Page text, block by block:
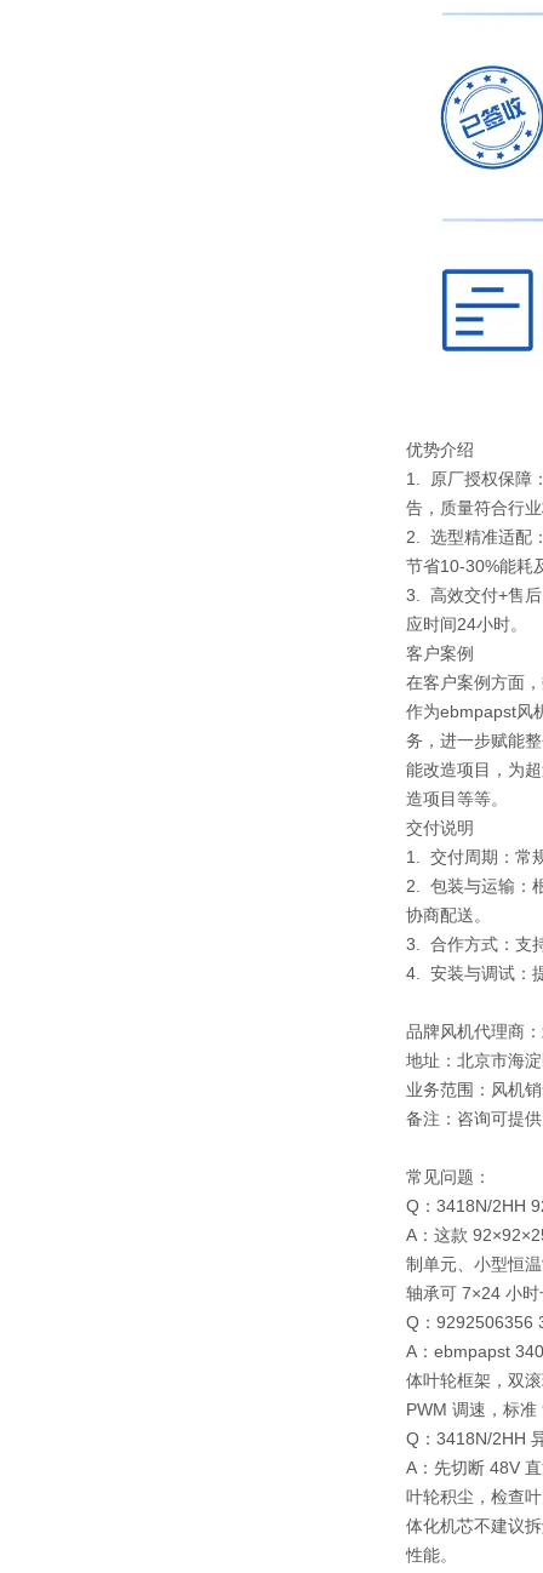
优势介绍
1. 原厂授权保障
告，质量符合行
2. 选型精准适配
节省10-30%能耗
3. 高效交付+售
应时间24小时。
客户案例
在客户案例方面
作为ebmpapst风
务，进一步赋能
能改造项目，为
造项目等等。
交付说明
1. 交付周期：常
2. 包装与运输：
协商配送。
3. 合作方式：支
4. 安装与调试：
品牌风机代理商
地址：北京市海
业务范围：风机
备注：咨询可提
常见问题：
Q：3418N/2HH
A：这款
制单元、小型恒
轴承可 7×24 小
Q：9292506356
A：ebmpapst
体叶轮框架，双
PWM 调速，标
Q：3418N/2HH
A：先切断 48V
叶轮积尘，检查
体化机芯不建议
性能。